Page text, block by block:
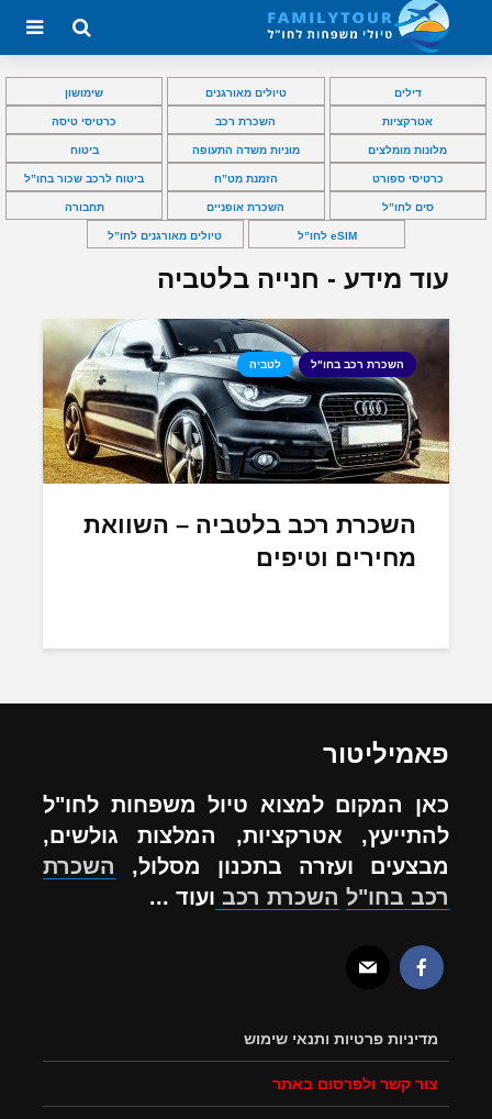
דילים טיולים מאורגנים שימושון
אטרקציות השכרת רכב כרטיסי טיסה
מלונות מומלצים מוניות משדה התעופה ביטוח
כרטיסי ספורט הזמנת מט”ח ביטוח לרכב שכור בחו”ל
סים לחו”ל השכרת אופניים תחבורה
eSIM לחו”ל טיולים מאורגנים לחו”ל
עוד מידע - חנייה בלטביה
השכרת רכב בחו"ל לטביה
השכרת רכב בלטביה – השוואת
מחירים וטיפים
פאמיליטור
כאן המקום למצוא טיול משפחות לחו"ל
להתייעץ, אטרקציות, המלצות גולשים,
מבצעים ועזרה בתכנון מסלול, השכרת
רכב בחו"ל השכרת רכב ועוד ...
מדיניות פרטיות ותנאי שימוש
צור קשר ולפרסום באתר